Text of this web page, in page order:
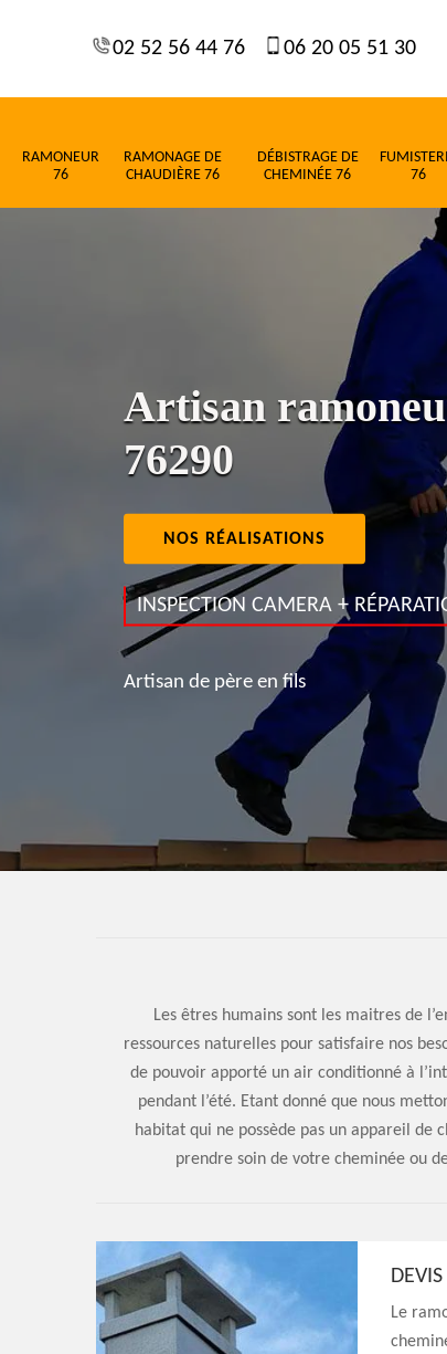
02 52 56 44 76 06 20 05 51 30
RAMONEUR
76
RAMONAGE DE
CHAUDIÈRE 76
DÉBISTRAGE DE
CHEMINÉE 76
76
Artisan
76290
NOS RÉALISATIONS
INSPECTION CAMERA +
Artisan de père en fils
Les êtres humains sont les maitres de
ressources naturelles pour satisfaire nos
de pouvoir apporté un air conditionné à
pendant l’été. Etant donné que nous
habitat qui ne possède pas un appareil de
prendre soin de votre cheminée ou
Le